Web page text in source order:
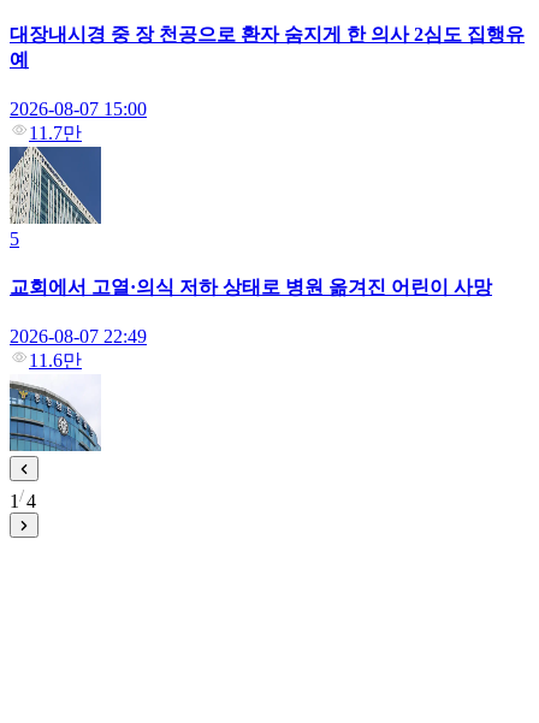
대장내시경 중 장 천공으로 환자 숨지게 한 의사 2심도 집행유
예
2026-08-07 15:00
11.7만
5
교회에서 고열·의식 저하 상태로 병원 옮겨진 어린이 사망
2026-08-07 22:49
11.6만
1 4